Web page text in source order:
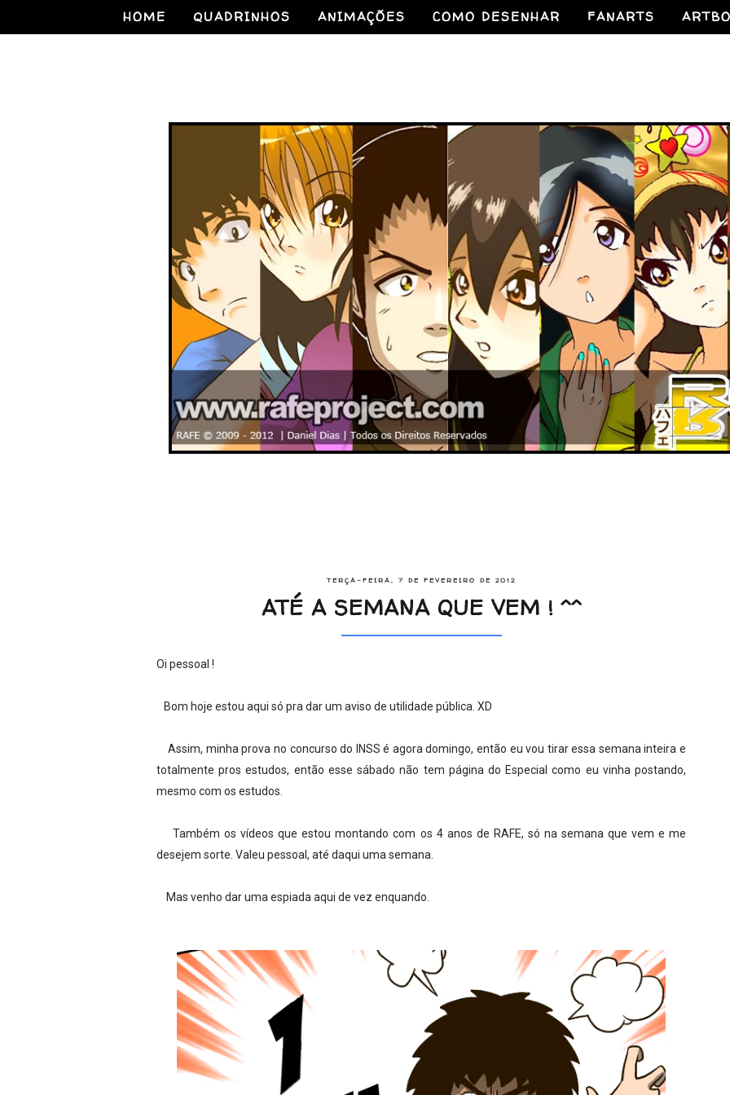
HOME QUADRINHOS ANIMAÇÕES COMO DESENHAR FANARTS
TERÇA-FEIRA, 7 DE FEVEREIRO DE 2012
ATÉ A SEMANA QUE VEM ! ^^
Oi pessoal !
Bom hoje estou aqui só pra dar um aviso de utilidade pública. XD
Assim, minha prova no concurso do INSS é agora domingo, então eu vou tirar essa semana inteira e
totalmente pros estudos, então esse sábado não tem página do Especial como eu vinha postando,
mesmo com os estudos.
Também os vídeos que estou montando com os 4 anos de RAFE, só na semana que vem e me
desejem sorte. Valeu pessoal, até daqui uma semana.
Mas venho dar uma espiada aqui de vez enquando.